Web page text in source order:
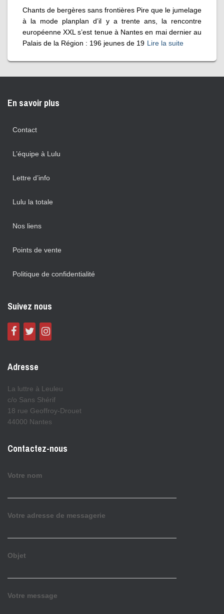
Chants de bergères sans frontières Pire que le jumelage
à la mode planplan d’il y a trente ans, la rencontre
européenne XXL s’est tenue à Nantes en mai dernier au
Palais de la Région : 196 jeunes de 19 Lire la suite
En savoir plus
Contact
L’équipe à Lulu
Lettre d’info
Lulu la totale
Nos liens
Points de vente
Politique de confidentialité
Suivez nous
Adresse
La luttre à Leuleu
c/o Sans Shérif
18 rue Geoffroy-Drouet
44000 Nantes
Contactez-nous
Votre nom
Votre adresse de messagerie
Objet
Votre message